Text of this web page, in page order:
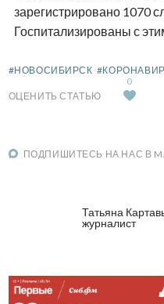
зарегистрировано 1070
Госпитализированы с
#НОВОСИБИРСК
ОЦЕНИТЬ СТАТЬЮ
0
ПОДПИШИТЕСЬ НА НАС В
Татьяна
журналист